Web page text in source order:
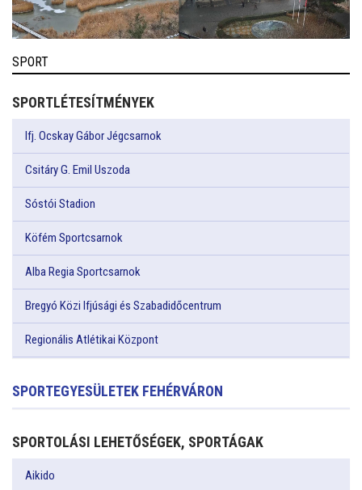
SPORT
SPORTLÉTESÍTMÉNYEK
Ifj. Ocskay Gábor Jégcsarnok
Csitáry G. Emil Uszoda
Sóstói Stadion
Köfém Sportcsarnok
Alba Regia Sportcsarnok
Bregyó Közi Ifjúsági és Szabadidőcentrum
Regionális Atlétikai Központ
SPORTEGYESÜLETEK FEHÉRVÁRON
SPORTOLÁSI LEHETŐSÉGEK, SPORTÁGAK
Aikido